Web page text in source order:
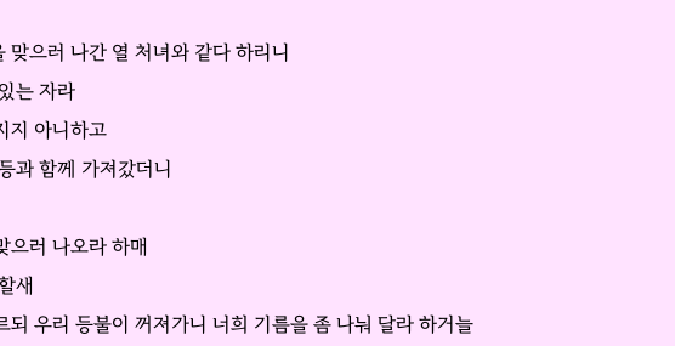
으러 나간 열 처녀와 같다 하리니
는 자라
지 아니하고
과 함께 가져갔더니
으러 나오라 하매
새
우리 등불이 꺼져가니 너희 기름을 좀 나눠 달라 하거늘